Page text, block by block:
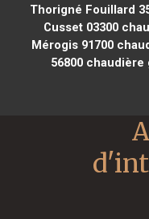
Thorigné Fouillard
Cusset 03300
Mérogis 91700
56800 chaudière